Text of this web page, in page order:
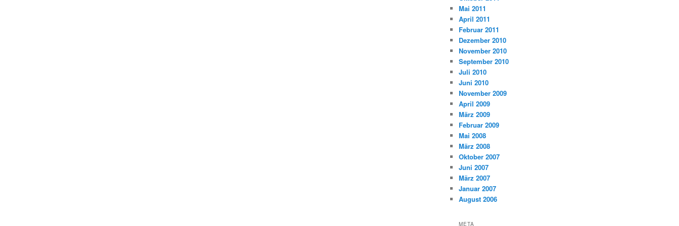
Mai 2011
April 2011
Februar 2011
Dezember 2010
November 2010
September 2010
Juli 2010
Juni 2010
November 2009
April 2009
März 2009
Februar 2009
Mai 2008
März 2008
Oktober 2007
Juni 2007
März 2007
Januar 2007
August 2006
META